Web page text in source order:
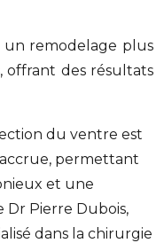
remodelage plus
offrant des résultats
du ventre est
permettant
et une
Dr Pierre Dubois,
dans la chirurgie